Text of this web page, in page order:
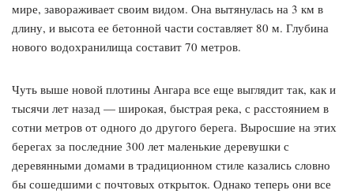
мире, завораживает своим видом. Она вытянулась на 3 км в
длину, и высота ее бетонной части составляет 80 м. Глубина
нового водохранилища составит 70 метров.
Чуть выше новой плотины Ангара все еще выглядит так, как и
тысячи лет назад — широкая, быстрая река, с расстоянием в
сотни метров от одного до другого берега. Выросшие на этих
берегах за последние 300 лет маленькие деревушки с
деревянными домами в традиционном стиле казались словно
бы сошедшими с почтовых открыток. Однако теперь они все